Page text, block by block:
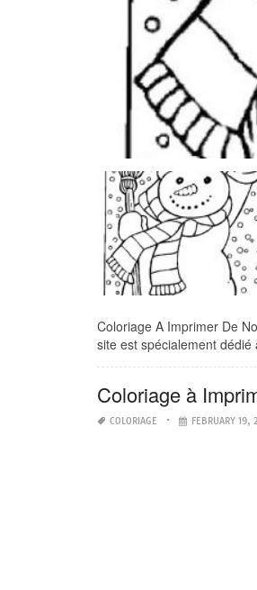
Coloriage A Imprimer De
site est spécialement
Coloriage à
COLORIAGE FEBRUARY 19,